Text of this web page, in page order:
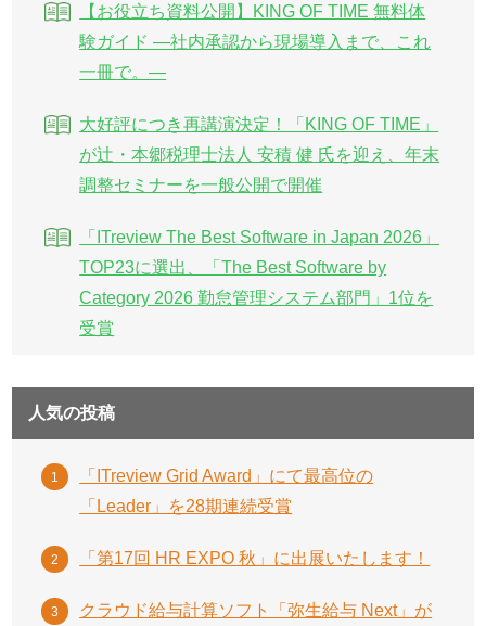
【お役立ち資料公開】KING OF TIME 無料体
験ガイド ―社内承認から現場導入まで、これ
一冊で。―
大好評につき再講演決定！「KING OF TIME」
が辻・本郷税理士法人 安積 健 氏を迎え、年末
調整セミナーを一般公開で開催
「ITreview The Best Software in Japan 2026」
TOP23に選出、「The Best Software by
Category 2026 勤怠管理システム部門」1位を
受賞
人気の投稿
「ITreview Grid Award」にて最高位の
「Leader」を28期連続受賞
「第17回 HR EXPO 秋」に出展いたします！
クラウド給与計算ソフト「弥生給与 Next」が